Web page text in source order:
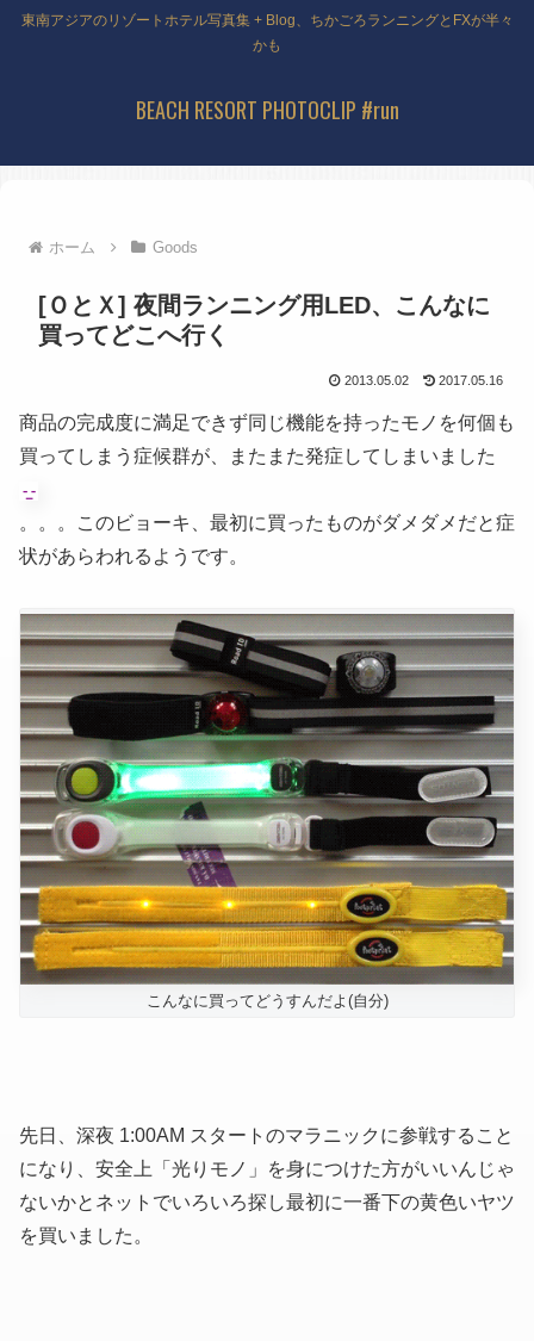
東南アジアのリゾートホテル写真集 + Blog、ちかごろランニングとFXが半々
かも
BEACH RESORT PHOTOCLIP #run
ホーム Goods
[ＯとＸ] 夜間ランニング用LED、こんなに
買ってどこへ行く
2013.05.02 2017.05.16
商品の完成度に満足できず同じ機能を持ったモノを何個も
買ってしまう症候群が、またまた発症してしまいました
。。。このビョーキ、最初に買ったものがダメダメだと症
状があらわれるようです。
こんなに買ってどうすんだよ(自分)
先日、深夜 1:00AM スタートのマラニックに参戦すること
になり、安全上「光りモノ」を身につけた方がいいんじゃ
ないかとネットでいろいろ探し最初に一番下の黄色いヤツ
を買いました。